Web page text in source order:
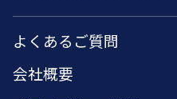
よくあるご質問
会社概要